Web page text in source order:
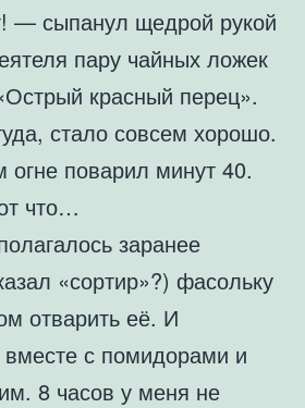
— сыпанул щедрой рукой
пару чайных ложек
красный перец».
стало совсем хорошо.
поварил минут 40.
что…
заранее
«сортир»?) фасольку
отварить её. И
с помидорами и
8 часов у меня не